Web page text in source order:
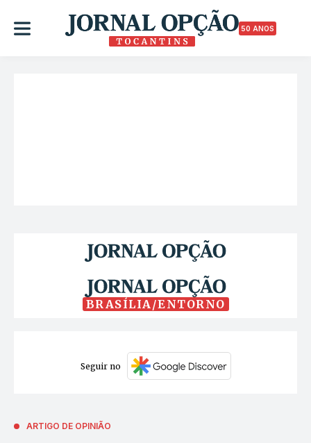
50 ANOS
BRASÍLIA/ENTORNO
Seguir no
ARTIGO DE OPINIÃO